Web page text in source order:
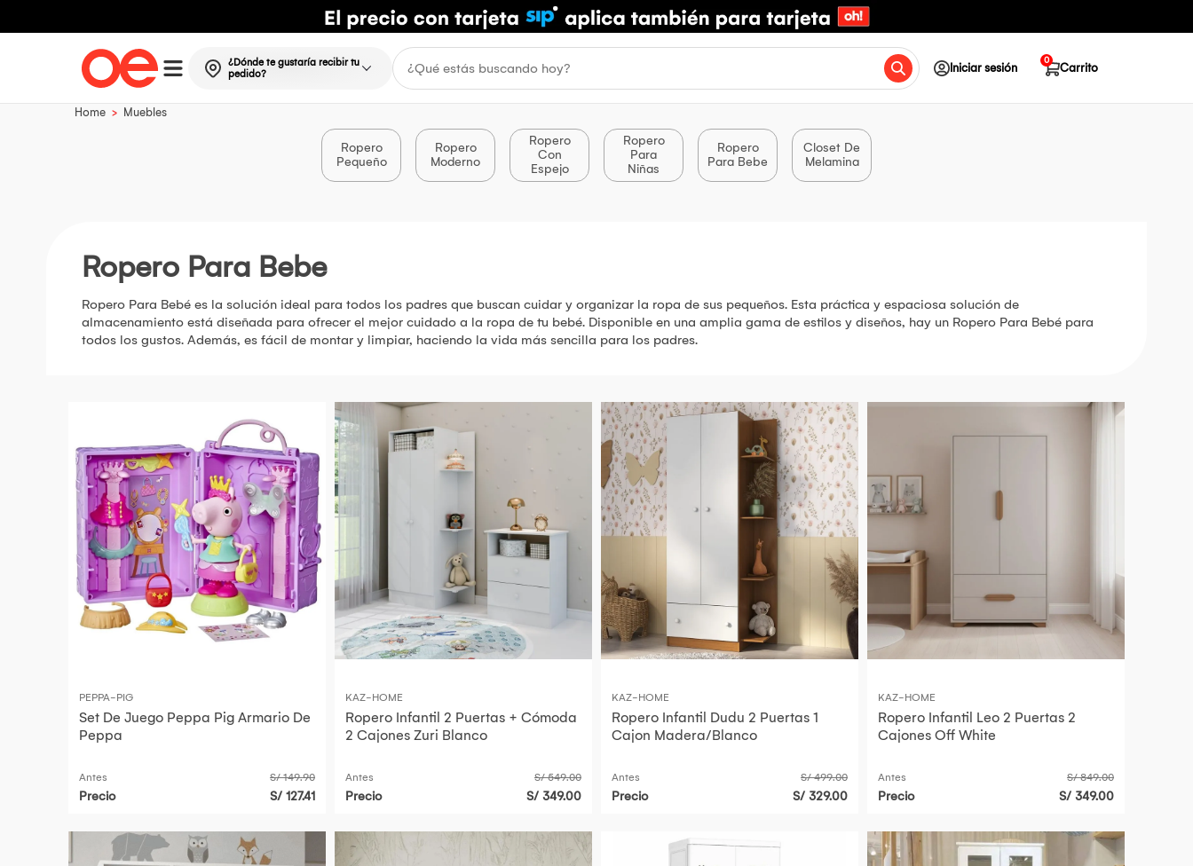
¿Dónde te gustaría recibir tu
pedido?
Iniciar sesión Carrito
0
Home > Muebles
Ropero
Pequeño
Ropero
Moderno
Ropero
Con
Espejo
Ropero
Para
Niñas
Ropero
Para Bebe
Closet De
Melamina
Ropero Para Bebe
Ropero Para Bebé es la solución ideal para todos los padres que buscan cuidar y organizar la ropa de sus pequeños. Esta práctica y espaciosa solución de
almacenamiento está diseñada para ofrecer el mejor cuidado a la ropa de tu bebé. Disponible en una amplia gama de estilos y diseños, hay un Ropero Para Bebé para
todos los gustos. Además, es fácil de montar y limpiar, haciendo la vida más sencilla para los padres.
PEPPA-PIG
Set De Juego Peppa Pig Armario De
Peppa
Antes S/ 149.90
Precio S/ 127.41
KAZ-HOME
Ropero Infantil 2 Puertas + Cómoda
2 Cajones Zuri Blanco
Antes S/ 549.00
Precio S/ 349.00
KAZ-HOME
Ropero Infantil Dudu 2 Puertas 1
Cajon Madera/Blanco
Antes S/ 499.00
Precio S/ 329.00
KAZ-HOME
Ropero Infantil Leo 2 Puertas 2
Cajones Off White
Antes S/ 849.00
Precio S/ 349.00